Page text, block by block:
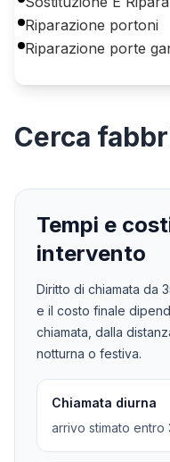
Riparazione portoni
Riparazione porte
Cerca
Tempi e
intervento
Diritto di chiamata da
e il costo finale
chiamata, dalla
notturna o festiva.
Chiamata diurna
arrivo stimato entro